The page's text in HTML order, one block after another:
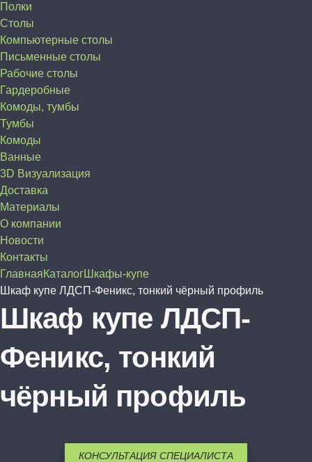
Полки
Столы
Компьютерные столы
Письменные столы
Рабочие столы
Гардеробные
Комоды, тумбы
Тумбы
Комоды
Ванные
3D Визуализация
Доставка
Материалы
О компании
Новости
Контакты
ГлавнаяКаталогШкафы-купе
Шкаф купе ЛДСП-Феникс, тонкий чёрный профиль
Шкаф купе ЛДСП-
Феникс, тонкий
чёрный профиль
КОНСУЛЬТАЦИЯ СПЕЦИАЛИСТА